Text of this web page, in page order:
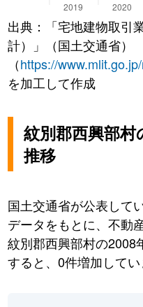
出典：「宅地建物取
計）」（国土交通省）
（https://
を加工して作成
紋別郡西興部
推移
国土交通省が公表して
データをもとに、不動
紋別郡西興部村の2008
すると、0件増加してい